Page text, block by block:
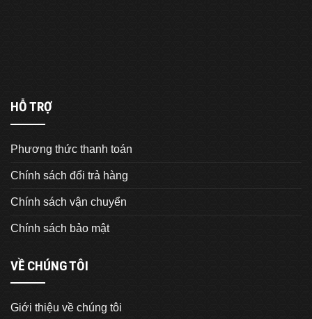
HỖ TRỢ
Phương thức thanh toán
Chính sách đổi trả hàng
Chính sách vận chuyển
Chính sách bảo mật
VỀ CHÚNG TÔI
Giới thiệu về chúng tôi